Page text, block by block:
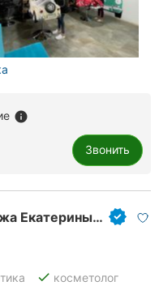
info
Звонить
Студия перманентного макияжа Екатерины Паламарчук
done косметолог